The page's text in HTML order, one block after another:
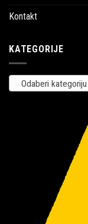
Kontakt
KATEGORIJE
Odaberi kategoriju